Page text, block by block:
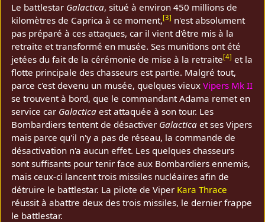
Le battlestar Galactica, situé à environ 450 millions de
kilomètres de Caprica à ce moment,[3] n'est absolument
pas préparé à ces attaques, car il vient d'être mis à la
retraite et transformé en musée. Ses munitions ont été
jetées du fait de la cérémonie de mise à la retraite[4] et la
flotte principale des chasseurs est partie. Malgré tout,
parce c'est devenu un musée, quelques vieuxVipers Mk II
se trouvent à bord, que le commandant Adama remet en
service car Galactica est attaquée à son tour. Les
Bombardiers tentent de désactiver Galactica et ses Vipers
mais parce qu'il n'y a pas de réseau, la commande de
désactivation n'a aucun effet. Les quelques chasseurs
sont suffisants pour tenir face aux Bombardiers ennemis,
mais ceux-ci lancent trois missiles nucléaires afin de
détruire le battlestar. La pilote de Viper Kara Thrace
réussit à abattre deux des trois missiles, le dernier frappe
le battlestar.